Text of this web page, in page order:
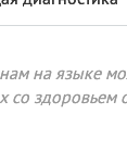
на языке
со здоровьем